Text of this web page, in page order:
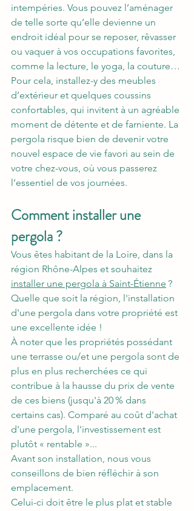
intempéries. Vous pouvez l’aménager
de telle sorte qu’elle devienne un
endroit idéal pour se reposer, rêvasser
ou vaquer à vos occupations favorites,
comme la lecture, le yoga, la couture…
Pour cela, installez-y des meubles
d’extérieur et quelques coussins
confortables, qui invitent à un agréable
moment de détente et de farniente. La
pergola risque bien de devenir votre
nouvel espace de vie favori au sein de
votre chez-vous, où vous passerez
l’essentiel de vos journées.
Comment installer une
pergola ?
Vous êtes habitant de la Loire, dans la
région Rhône-Alpes et souhaitez
installer une pergola à Saint-Étienne ?
Quelle que soit la région, l'installation
d'une pergola dans votre propriété est
une excellente idée !
À noter que les propriétés possédant
une terrasse ou/et une pergola sont de
plus en plus recherchées ce qui
contribue à la hausse du prix de vente
de ces biens (jusqu'à 20 % dans
certains cas). Comparé au coût d'achat
d'une pergola, l'investissement est
plutôt « rentable »...
Avant son installation, nous vous
conseillons de bien réfléchir à son
emplacement.
Celui-ci doit être le plus plat et stable